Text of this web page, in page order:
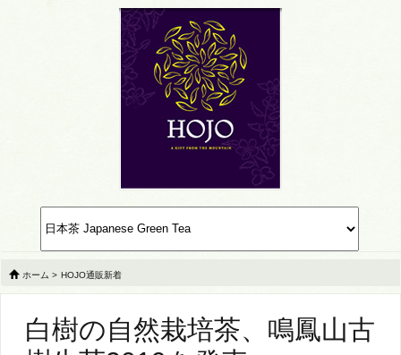
ホーム > HOJO通販新着
白樹の自然栽培茶、鳴鳳山古